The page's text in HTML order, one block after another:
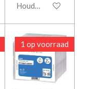
Houd mij op de
1 op voorraad